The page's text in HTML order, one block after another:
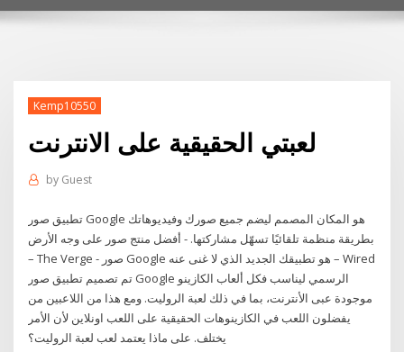
Kemp10550
لعبتي الحقيقية على الانترنت
by Guest
‏تطبيق صور Google هو المكان المصمم ليضم جميع صورك وفيديوهاتك
بطريقة منظمة تلقائيًا تسهّل مشاركتها. - أفضل منتج صور على وجه الأرض
– The Verge - صور Google هو تطبيقك الجديد الذي لا غنى عنه – Wired
تم تصميم تطبيق صور Google الرسمي ليناسب فكل ألعاب الكازينو
موجودة عبى الأنترنت، بما في ذلك لعبة الروليت. ومع هذا من اللاعبين من
يفضلون اللعب في الكازينوهات الحقيقية على اللعب اونلاين لأن الأمر
يختلف. على ماذا يعتمد لعب لعبة الروليت؟